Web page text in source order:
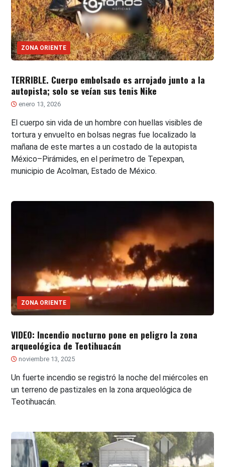
ZONA ORIENTE
TERRIBLE. Cuerpo embolsado es arrojado junto a la
autopista; solo se veían sus tenis Nike
enero 13, 2026
El cuerpo sin vida de un hombre con huellas visibles de
tortura y envuelto en bolsas negras fue localizado la
mañana de este martes a un costado de la autopista
México–Pirámides, en el perímetro de Tepexpan,
municipio de Acolman, Estado de México.
ZONA ORIENTE
VIDEO: Incendio nocturno pone en peligro la zona
arqueológica de Teotihuacán
noviembre 13, 2025
Un fuerte incendio se registró la noche del miércoles en
un terreno de pastizales en la zona arqueológica de
Teotihuacán.